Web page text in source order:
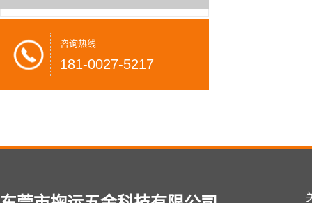
其它配件
医疗／冷水机散热系统
热
0027-
咨询热线
181-0027-5217